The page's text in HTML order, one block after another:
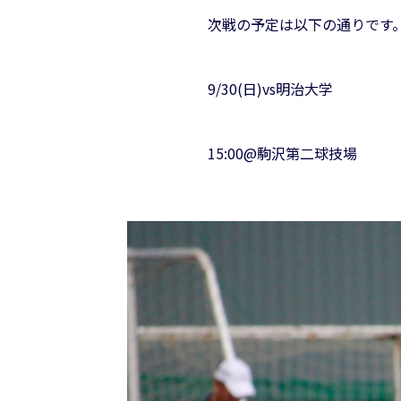
次戦の予定は以下の通りです
9/30(日)vs明治大学
15:00@駒沢第二球技場